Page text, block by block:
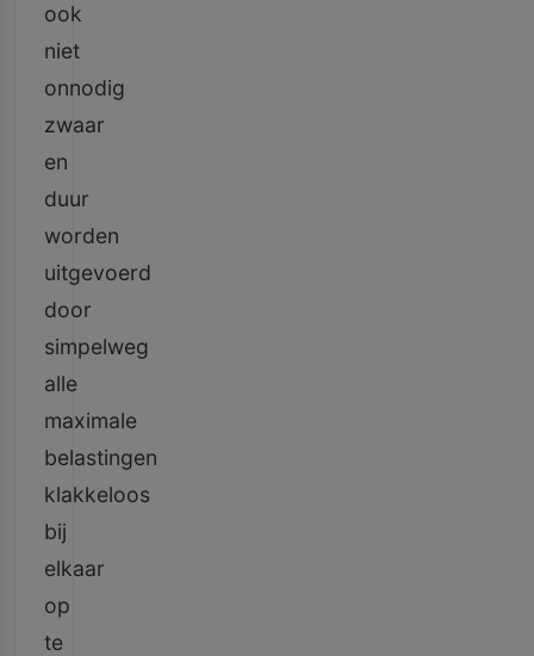
ook
niet
onnodig
zwaar
en
duur
worden
uitgevoerd
door
simpelweg
alle
maximale
belastingen
klakkeloos
bij
elkaar
op
te